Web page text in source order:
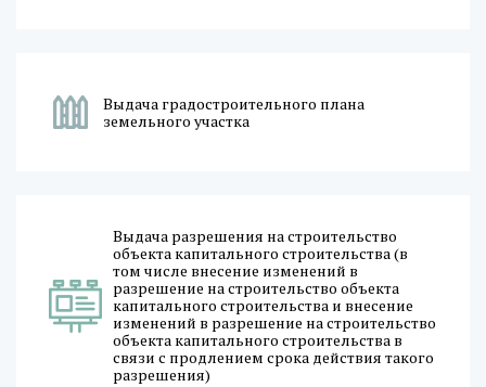
Выдача градостроительного плана
земельного участка
Выдача разрешения на строительство
объекта капитального строительства (в
том числе внесение изменений в
разрешение на строительство объекта
капитального строительства и внесение
изменений в разрешение на строительство
объекта капитального строительства в
связи с продлением срока действия такого
разрешения)